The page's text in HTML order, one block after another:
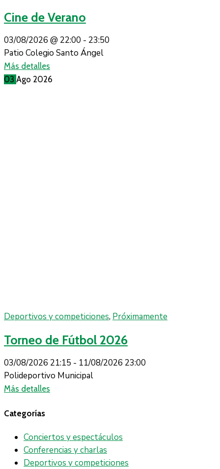
Cine de Verano
03/08/2026 @ 22:00 - 23:50
Patio Colegio Santo Ángel
Más detalles
03 Ago 2026
Deportivos y competiciones, Próximamente
Torneo de Fútbol 2026
03/08/2026 21:15 - 11/08/2026 23:00
Polideportivo Municipal
Más detalles
Categorías
Conciertos y espectáculos
Conferencias y charlas
Deportivos y competiciones